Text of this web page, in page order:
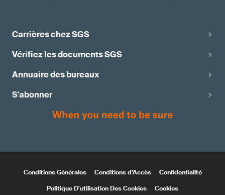
Carrières chez SGS
Vérifiez les documents SGS
Annuaire des bureaux
S'abonner
Conditions Générales Conditions d’Accès
Confidentialité
Politique D'utilisation Des Cookies
Cookies